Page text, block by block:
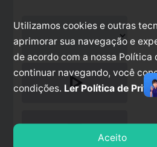
play_arrow
stop
Utilizamos cookies e outras
aprimorar sua navegação e
de acordo com a nossa Política
continuar navegando, você
condições. Ler Política de
Aceito